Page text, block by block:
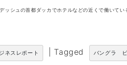
ッシュの首都ダッカでホテルなどの近くで働いて
ネスレポート Tagged バングラ